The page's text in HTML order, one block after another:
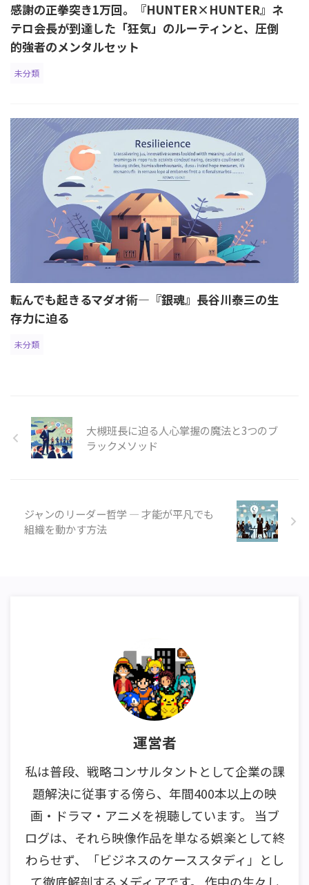
感謝の正拳突き1万回。『HUNTER×HUNTER』ネ
テロ会長が到達した「狂気」のルーティンと、圧倒
的強者のメンタルセット
未分類
転んでも起きるマダオ術―『銀魂』長谷川泰三の生
存力に迫る
未分類
大槻班長に迫る人心掌握の魔法と3つのブ
ラックメソッド
ジャンのリーダー哲学 ― 才能が平凡でも
組織を動かす方法
運営者
私は普段、戦略コンサルタントとして企業の課
題解決に従事する傍ら、年間400本以上の映
画・ドラマ・アニメを視聴しています。 当ブ
ログは、それら映像作品を単なる娯楽として終
わらせず、「ビジネスのケーススタディ」とし